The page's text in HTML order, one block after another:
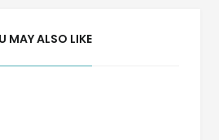
MAY ALSO LIKE